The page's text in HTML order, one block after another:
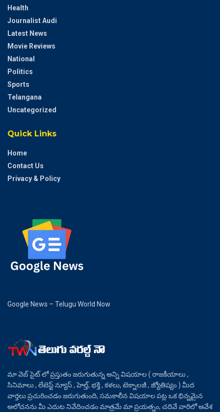
Health
Journalist Audi
Latest News
Movie Reviews
National
Politics
Sports
Telangana
Uncategorized
Quick Links
Home
Contact Us
Privacy & Policy
Google News – Telugu World Now
మా వెబ్ సైట్ లో ప్రస్తుతం జరుగుతున్న అన్ని విషయాల ( రాజకీయాలు ,
సినిమాలు , లేటెస్ట్ న్యూస్ , హెల్త్, భక్తి , కళలు, టెక్నాలజీ , జ్యోతిష్యం ) మీద
వార్తలు ప్రచురించడం జరుగుతుంది, సమకాలీన విషయాల పట్ల ఒక భిన్నమైన
ఆలోచనను మీ ఎదుట నివేదించడం మాత్రమే మా ప్రయత్నం, చదివే వారిలో ఆవేశ